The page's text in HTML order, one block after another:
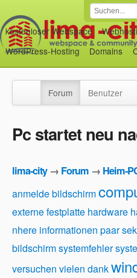
kostenloser Webspace
WordPress-Hosting
Domains
Forum Benutzer
Pc startet neu
lima-city→ Forum → Heim-
anmeldebildschirm
externe festplatte hardware
nhere informationen paar
bildschirmsystemfehler
versuchen vielen dank